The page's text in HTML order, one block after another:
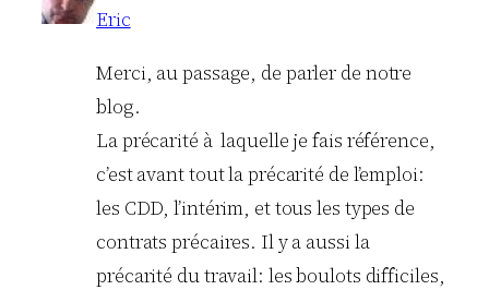
Eric
Merci, au passage, de parler de notre
blog.
La précarité à laquelle je fais référence,
c’est avant tout la précarité de l’emploi:
les CDD, l’intérim, et tous les types de
contrats précaires. Il y a aussi la
précarité du travail: les boulots difficiles,